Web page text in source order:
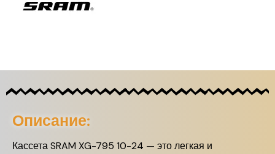
Описание:
Кассета SRAM XG-795 10-24 — это легкая и